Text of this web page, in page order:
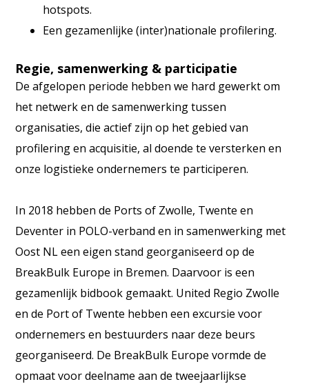
hotspots.
Een gezamenlijke (inter)nationale profilering.
Regie, samenwerking & participatie
De afgelopen periode hebben we hard gewerkt om
het netwerk en de samenwerking tussen
organisaties, die actief zijn op het gebied van
profilering en acquisitie, al doende te versterken en
onze logistieke ondernemers te participeren.
In 2018 hebben de Ports of Zwolle, Twente en
Deventer in POLO-verband en in samenwerking met
Oost NL een eigen stand georganiseerd op de
BreakBulk Europe in Bremen. Daarvoor is een
gezamenlijk bidbook gemaakt. United Regio Zwolle
en de Port of Twente hebben een excursie voor
ondernemers en bestuurders naar deze beurs
georganiseerd. De BreakBulk Europe vormde de
opmaat voor deelname aan de tweejaarlijkse